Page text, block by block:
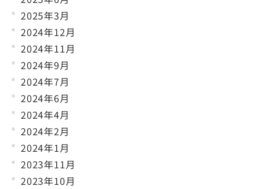
2025年3月
2024年12月
2024年11月
2024年9月
2024年7月
2024年6月
2024年4月
2024年2月
2024年1月
2023年11月
2023年10月